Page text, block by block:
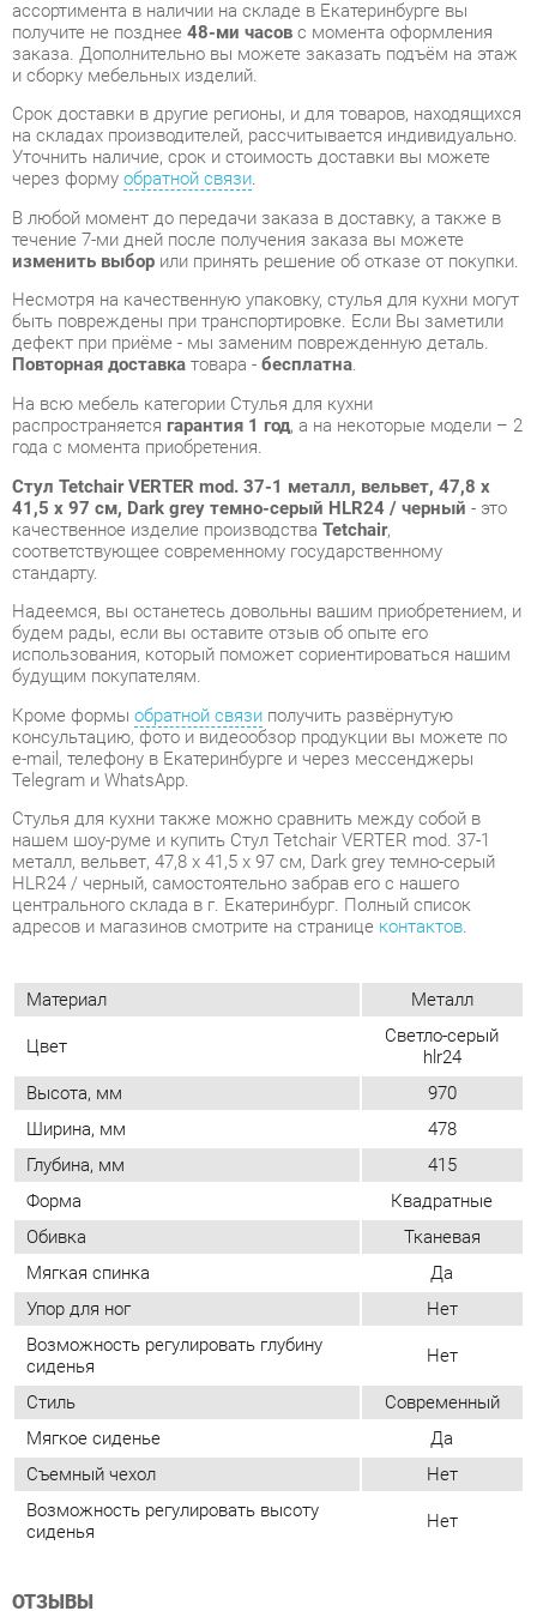
Срок доставки в другие регионы, и для товаров, находящихся
на складах производителей, рассчитывается индивидуально.
Уточнить наличие, срок и стоимость доставки вы можете
через формуобратной связи.
В любой момент до передачи заказа в доставку, а также в
течение 7-ми дней после получения заказа вы можете
изменить выборили принять решение об отказе от покупки.
быть повреждены при транспортировке. Если Вы заметили
дефект при приёме - мы заменим поврежденную деталь.
Повторная доставкатовара -бесплатна .
На всю мебель категории Стулья для кухни
распространяетсягарантия 1 год, а на некоторые модели – 2
года с момента приобретения.
Стул Tetchair VERTER mod. 37-1 металл, вельвет, 47,8 х
41,5 х 97 см, Dark grey темно-серый HLR24 / черный
качественное изделие производства Tetchair,
соответствующее современному государственному
Надеемся, вы останетесь довольны вашим приобретением, и
будем рады, если вы оставите отзыв об опыте его
использования, который поможет сориентироваться нашим
будущим покупателям.
Кроме формы
получить развёрнутую
консультацию, фото и видеообзор продукции вы можете по
e-mail, телефону в Екатеринбурге и через мессенджеры
Telegram и WhatsApp.
нашем шоу-руме и купить Стул Tetchair VERTER mod. 37-1
металл, вельвет, 47,8 х 41,5 х 97 см, Dark grey темно-серый
HLR24 / черный, самостоятельно забрав его с нашего
центрального склада в г. Екатеринбург. Полный список
Материал Металл
Цвет
Светло-серый
hlr24
Ширина, мм
478
415
Квадратные
Обивка
Тканевая
Мягкая спинка
Да
Упор для ног
Нет
Возможность регулировать глубину
сиденья Нет
Стиль
Современный
Мягкое сиденье
Да
Съемный чехол
Нет
Возможность регулировать высоту
сиденья
ОТЗЫВЫ
Пока нет отзывов, поделитесь первым своим мнением.